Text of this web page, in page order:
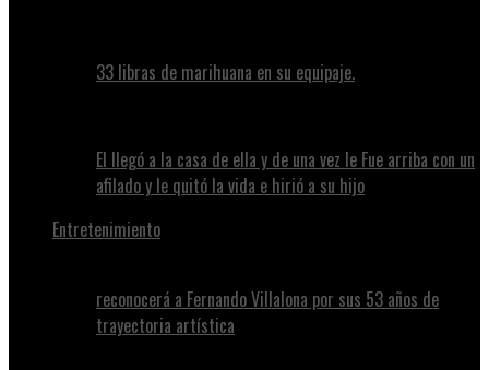
33 libras de marihuana en su equipaje.
El llegó a la casa de ella y de una vez le Fue arriba con un
afilado y le quitó la vida e hirió a su hijo
Entretenimiento
reconocerá a Fernando Villalona por sus 53 años de
trayectoria artística